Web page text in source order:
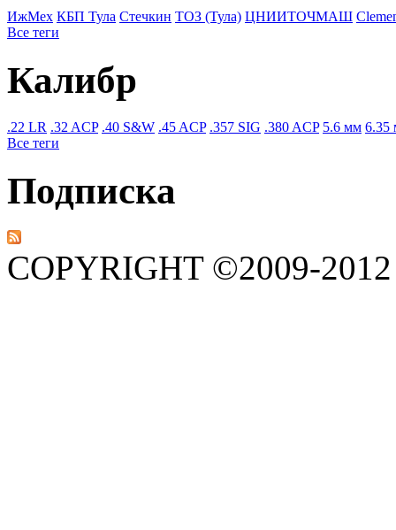
ИжМех КБП Тула Стечкин ТОЗ (Тула) ЦНИИТОЧМАШ
Все теги
Калибр
.22 LR .32 ACP .40 S&W .45 ACP .357 SIG .380 ACP 5.6 мм 6.35
Все теги
Подписка
COPYRIGHT ©2009-